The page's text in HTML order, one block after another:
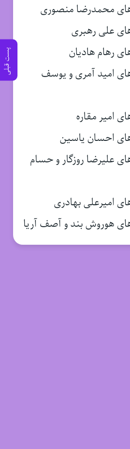
پست قبلی
محمدرضا منصوری
علی رهبری
رهام هادیان
امید آمری و یوسف
امیر مقاره
احسان یاسین
علیرضا روزگار و حسام
امیرعلی بهادری
هوروش بند و آصف آریا